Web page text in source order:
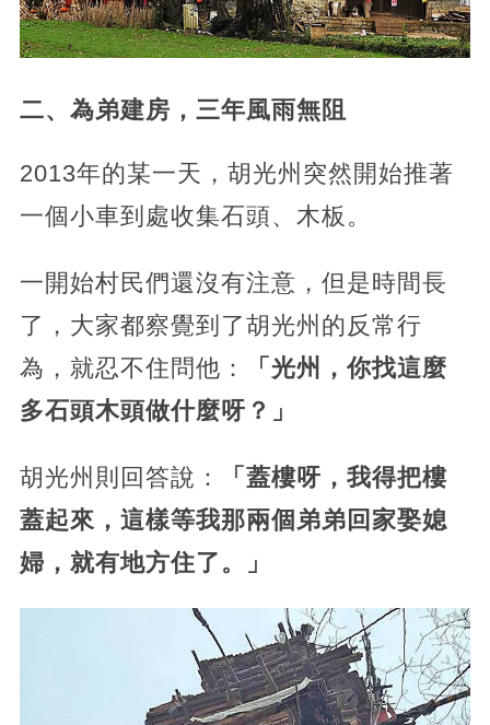
二、為弟建房，三年風雨無阻
2013年的某一天，胡光州突然開始推著
一個小車到處收集石頭、木板。
一開始村民們還沒有注意，但是時間長
了，大家都察覺到了胡光州的反常行
為，就忍不住問他：
「光州，你找這麼
多石頭木頭做什麼呀？」
胡光州則回答說：
「蓋樓呀，我得把樓
蓋起來，這樣等我那兩個弟弟回家娶媳
婦，就有地方住了。」